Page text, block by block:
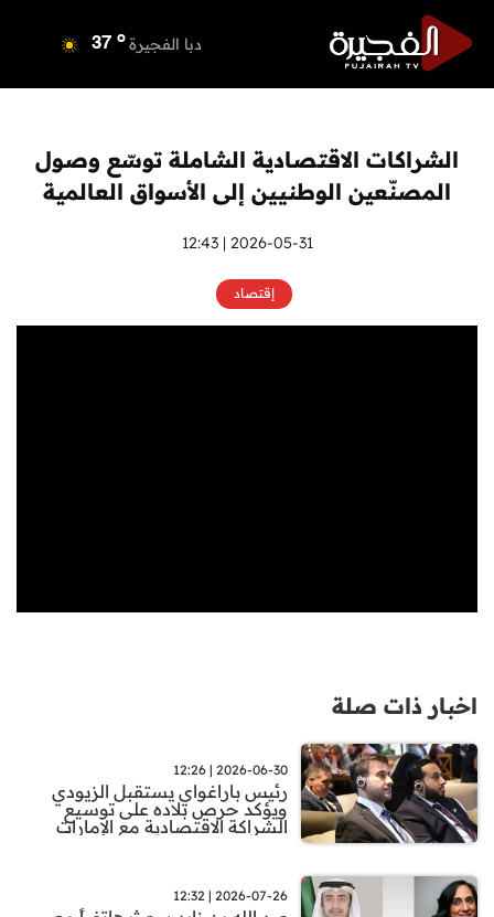
دبا الفجيرة 37 o
أم القيوين 39 o
راس الخيمة o
الفجيرة
الشراكات الاقتصادية الشاملة توسّع وصول
المصنّعين الوطنيين إلى الأسواق العالمية
2026-05-31 | 12:43
إقتصاد
اخبار ذات صلة
2026-06-30 | 12:26
رئيس باراغواي يستقبل الزيودي
ويؤكد حرص بلاده على توسيع
الشراكة الاقتصادية مع الإمارات
2026-07-26 | 12:32